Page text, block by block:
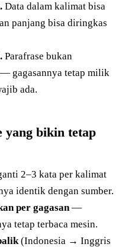
Data dalam kalimat bisa
panjang bisa diringkas
Parafrase bukan
gagasannya tetap milik
ada.
yang bikin tetap
2–3 kata per kalimat
identik dengan sumber.
per gagasan —
tetap terbaca mesin.
(Indonesia → Inggris